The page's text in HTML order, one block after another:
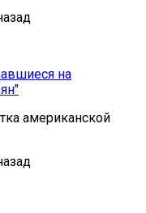
на
американской